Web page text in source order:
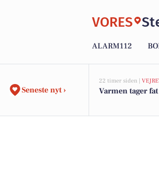
VORES
ALARM112
Seneste nyt ›
22 timer siden |
Varmen tager